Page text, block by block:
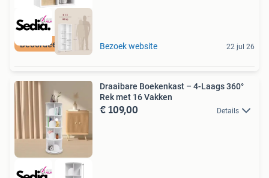
Bezoek website 22 jul 26
Draaibare Boekenkast – 4-Laags 360°
Rek met 16 Vakken
€ 109,00 Details